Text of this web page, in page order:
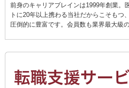
前身のキャリアブレインは1999年創業。
トに20年以上携わる当社だからこそもつ
圧倒的に豊富です。会員数も業界最大級